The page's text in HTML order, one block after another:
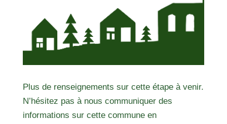
Plus de renseignements sur cette étape à venir.
N’hésitez pas à nous communiquer des
informations sur cette commune en